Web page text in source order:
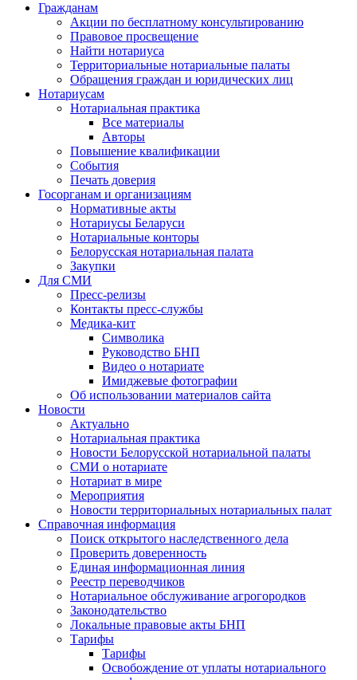
Гражданам
Акции по бесплатному консультированию
Правовое просвещение
Найти нотариуса
Территориальные нотариальные палаты
Обращения граждан и юридических лиц
Нотариусам
Нотариальная практика
Все материалы
Авторы
Повышение квалификации
События
Печать доверия
Госорганам и организациям
Нормативные акты
Нотариусы Беларуси
Нотариальные конторы
Белорусская нотариальная палата
Закупки
Для СМИ
Пресс-релизы
Контакты пресс-службы
Медика-кит
Символика
Руководство БНП
Видео о нотариате
Имиджевые фотографии
Об использовании материалов сайта
Новости
Актуально
Нотариальная практика
Новости Белорусской нотариальной палаты
СМИ о нотариате
Нотариат в мире
Мероприятия
Новости территориальных нотариальных палат
Справочная информация
Поиск открытого наследственного дела
Проверить доверенность
Единая информационная линия
Реестр переводчиков
Нотариальное обслуживание агрогородков
Законодательство
Локальные правовые акты БНП
Тарифы
Тарифы
Освобождение от уплаты нотариального